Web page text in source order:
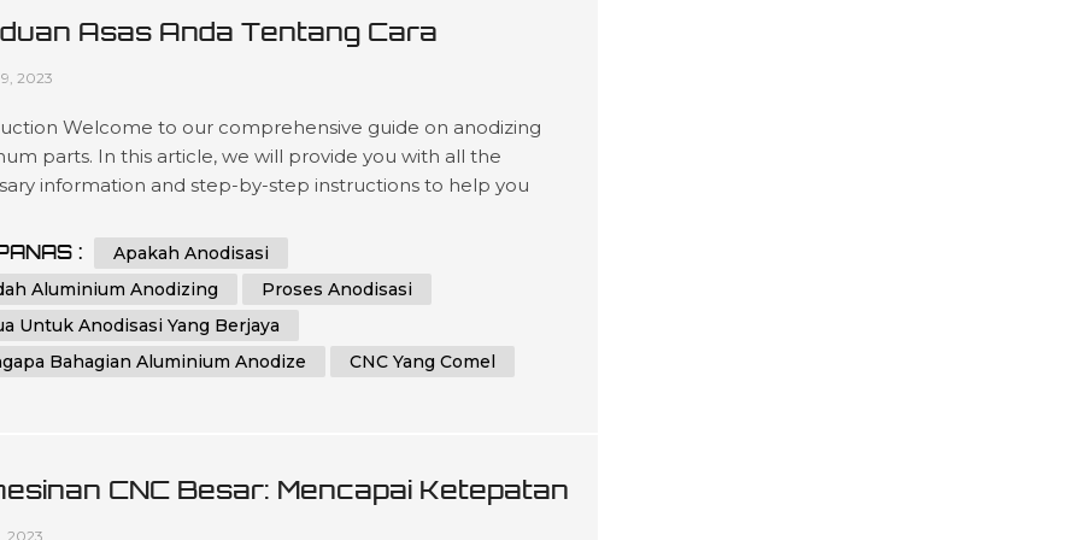
Asas Anda Tentang Cara
Bahagian Aluminium
2023
Welcome to our comprehensive guide on anodizing
parts. In this article, we will provide you with all the
information and step-by-step instructions to help you
Whether you are a beginner or an experienced
th...
:
Apakah Anodisasi
Aluminium Anodizing
Proses Anodisasi
Untuk Anodisasi Yang Berjaya
Bahagian Aluminium Anodize
CNC Yang Comel
CNC Besar: Mencapai Ketepatan
Kecekapan Dalam Pembuatan
2023